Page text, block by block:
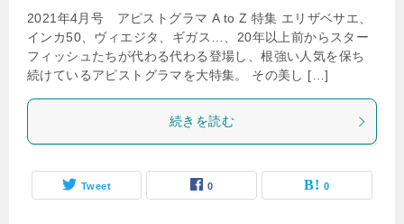
2021年4月号 アピストグラマ A to Z 特集 エリザベサエ、
インカ50、ヴィエジタ、ギガス…、20年以上前からスター
フィッシュたちが代わる代わる登場し、根強い人気を保ち
続けているアピストグラマを大特集。 その美し […]
続きを読む
Tweet 0 0